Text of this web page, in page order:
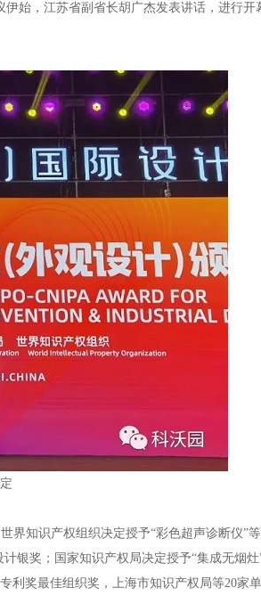
始，江苏省副省长胡广杰发表讲话，进行开
知识产权组织决定授予“彩色超声诊断仪”等
银奖；国家知识产权局决定授予“集成无烟灶
利奖最佳组织奖，上海市知识产权局等20家